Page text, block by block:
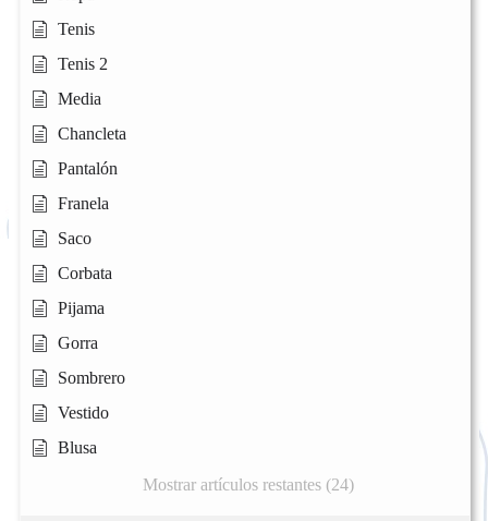
Tenis
Tenis 2
Media
Chancleta
Pantalón
Franela
Saco
Corbata
Pijama
Gorra
Sombrero
Vestido
Blusa
Mostrar artículos restantes (24)